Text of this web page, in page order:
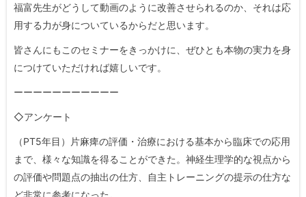
福富先生がどうして動画のように改善させられるのか、それは応
用する力が身についているからだと思います。
皆さんにもこのセミナーをきっかけに、ぜひとも本物の実力を身
につけていただければ嬉しいです。
ーーーーーーーーーーー
◇アンケート
（PT5年目）片麻痺の評価・治療における基本から臨床での応用
まで、様々な知識を得ることができた。神経生理学的な視点から
の評価や問題点の抽出の仕方、自主トレーニングの提示の仕方な
ど非常に参考になった。